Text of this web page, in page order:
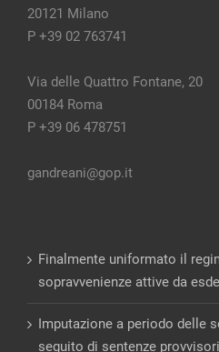
20121 Milano
P +39 02 763741
Via delle Quattro Fontane, 20
00184 Roma
P +39 06 478751
gandreani@gop.it
Finalmente uniformato il
sopravvenienze attive da
Imputazione a periodo delle
seguito di sentenze